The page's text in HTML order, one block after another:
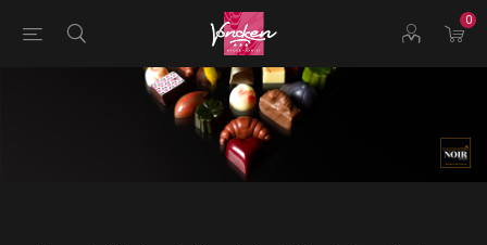
0
Bestellingen voor morgen kunnen vandaag uiterlijk tot
17:00 uur worden geplaatst.